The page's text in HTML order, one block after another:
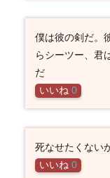
僕は彼の剣だ。
らシーツー、君
だ
いいね 0
死なせたくない
いいね 0